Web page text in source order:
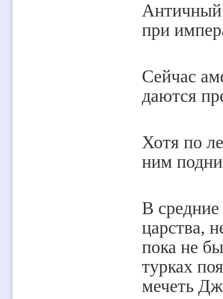
Античный
при
Сейчас
даются
Хотя по
ним
В средние
царства,
пока не
турках
мечеть